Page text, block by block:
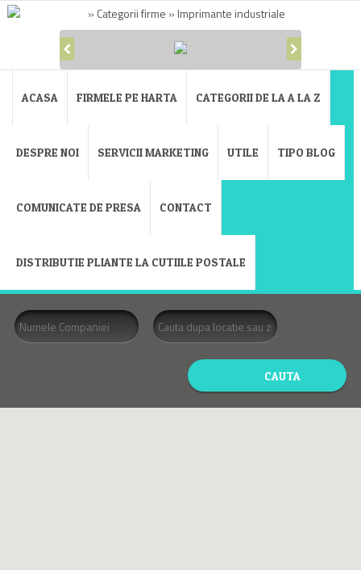
ACASA FIRMELE PE HARTA CATEGORII DE LA A LA Z
DESPRE NOI SERVICII MARKETING UTILE TIPO BLOG
COMUNICATE DE PRESA CONTACT
DISTRIBUTIE PLIANTE LA CUTIILE POSTALE